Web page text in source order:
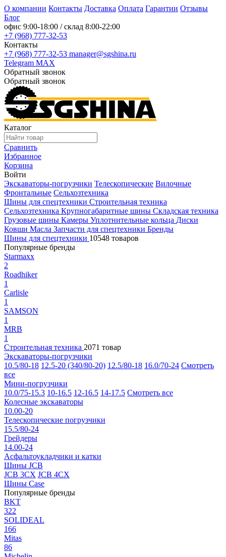
О компании Контакты Доставка Оплата Гарантии Отзывы
Блог
офис 9:00-18:00 / склад 8:00-22:00
+7 (968) 777-32-53
Контакты
+7 (968) 777-32-53 manager@sgshina.ru
Telegram MAX
Обратный звонок
Обратный звонок
Каталог
Сравнить
Избранное
Корзина
Войти
Экскаваторы-погрузчики Телескопические Вилочные
Фронтальные Сельхозтехника
Шины для спецтехники Строительная техника
Сельхозтехника Крупногабаритные шины Складская техника
Грузовые шины Камеры Уплотнительные кольца Диски
Ковши Масла Запчасти для спецтехники Бренды
Шины для спецтехники 10548 товаров
Популярные бренды
Starmaxx
2
Roadhiker
1
Carlisle
1
SAMSON
1
MRB
1
Строительная техника 2071 товар
Экскаваторы-погрузчики
10.5/80-18 12.5-20 (340/80-20) 12.5/80-18 16.0/70-24 Смотреть
все
Мини-погрузчики
10.0/75-15.3 10-16.5 12-16.5 14-17.5 Смотреть все
Колесные экскаваторы
10.00-20
Телескопические погрузчики
15.5/80-24
Грейдеры
14.00-24
Асфальтоукладчики и катки
Шины JCB
JCB 3CX JCB 4CX
Шины Case
Популярные бренды
BKT
322
SOLIDEAL
166
Mitas
86